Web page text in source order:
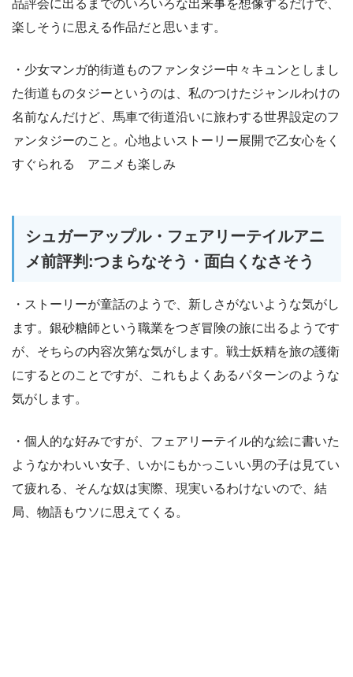
品評会に出るまでのいろいろな出来事を想像するだけで、
楽しそうに思える作品だと思います。
・少女マンガ的街道ものファンタジー中々キュンとしまし
た街道ものタジーというのは、私のつけたジャンルわけの
名前なんだけど、馬車で街道沿いに旅わする世界設定のフ
ァンタジーのこと。心地よいストーリー展開で乙女心をく
すぐられる アニメも楽しみ
シュガーアップル・フェアリーテイルアニ
メ前評判:つまらなそう・面白くなさそう
・ストーリーが童話のようで、新しさがないような気がし
ます。銀砂糖師という職業をつぎ冒険の旅に出るようです
が、そちらの内容次第な気がします。戦士妖精を旅の護衛
にするとのことですが、これもよくあるパターンのような
気がします。
・個人的な好みですが、フェアリーテイル的な絵に書いた
ようなかわいい女子、いかにもかっこいい男の子は見てい
て疲れる、そんな奴は実際、現実いるわけないので、結
局、物語もウソに思えてくる。